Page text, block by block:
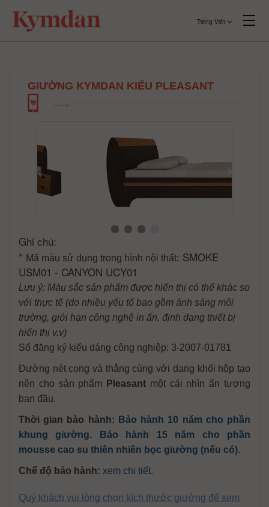
Tiếng Việt
GIƯỜNG KYMDAN KIỂU PLEASANT
Ghi chú:
* Mã màu sử dụng trong hình nội thất: SMOKE
USM01 - CANYON UCY01
Lưu ý: Màu sắc sản phẩm được hiển thị có thể khác so
với thực tế (do nhiều yếu tố bao gồm ánh sáng môi
trường, giới hạn công nghệ in ấn, định dạng thiết bị
hiển thị v.v)
Số đăng ký kiểu dáng công nghiệp: 3-2007-01781
Đường nét cong và thẳng cùng với dạng khối hộp tạo
nên cho sản phẩm
Pleasant một cái nhìn ấn tượng
ban đầu.
Thời gian bảo hành: Bảo hành 10 năm cho phần
khung giường. Bảo hành 15 năm cho phần
mousse cao su thiên nhiên bọc giường (nếu có).
Chế độ bảo hành: xem chi tiết.
Quý khách vui lòng chọn kích thước giường để xem